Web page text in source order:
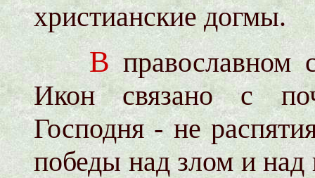
христианские догмы.
Вправославном
Икон связано с
Господня - не
победы над злом и над